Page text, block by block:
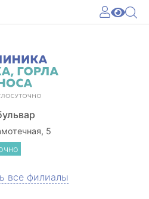
5
все филиалы